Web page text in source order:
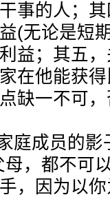
事的人；
(无论是短
益；其五
在他能获
缺一不可
庭成员的
，都不可
，因为以